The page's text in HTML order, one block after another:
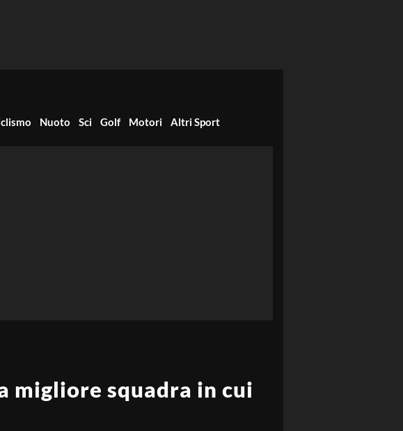
Nuoto Sci Golf Motori Altri Sport
migliore squadra in cui